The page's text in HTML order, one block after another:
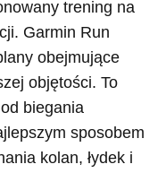
trening na
Garmin Run
obejmujące
objętości. To
biegania
sposobem
kolan, łydek i